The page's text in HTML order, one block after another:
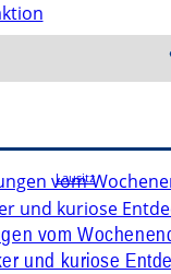
Lausitz
vom
und kuriose